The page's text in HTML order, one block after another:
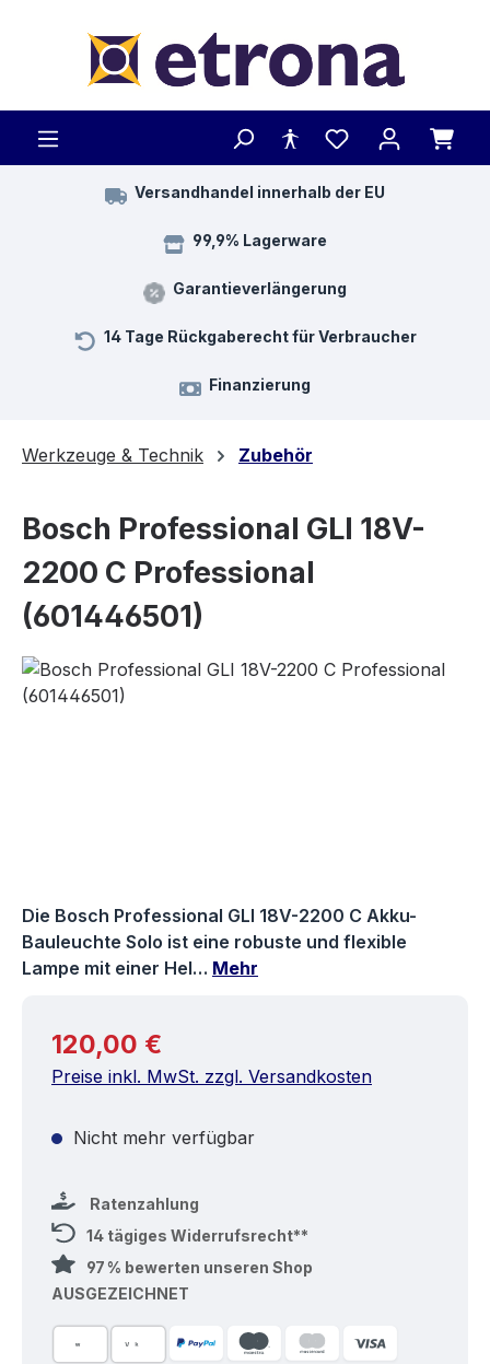
Versandhandel innerhalb der EU
99,9% Lagerware
Garantieverlängerung
14 Tage Rückgaberecht für Verbraucher
Finanzierung
Werkzeuge & Technik Zubehör
Bosch Professional GLI 18V-
2200 C Professional
(601446501)
Bildergalerie überspringen
Die Bosch Professional GLI 18V-2200 C Akku-
Bauleuchte Solo ist eine robuste und flexible
Lampe mit einer Hel… Mehr
Regulärer Preis:
120,00 €
Preise inkl. MwSt. zzgl. Versandkosten
Nicht mehr verfügbar
Ratenzahlung
14 tägiges Widerrufsrecht**
97 % bewerten unseren Shop
AUSGEZEICHNET